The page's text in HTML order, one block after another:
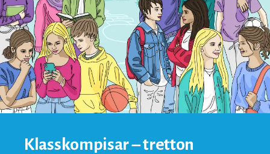
Klasskompisar – tretton